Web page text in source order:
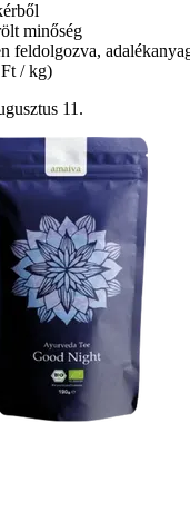
minőség
feldolgozva,
/ kg)
11.